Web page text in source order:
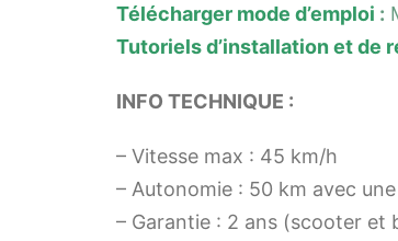
Télécharger mode d’emploi :
Tutoriels d’installation et de
INFO TECHNIQUE :
– Vitesse max : 45 km/h
– Autonomie : 50 km avec
– Garantie : 2 ans (scooter et